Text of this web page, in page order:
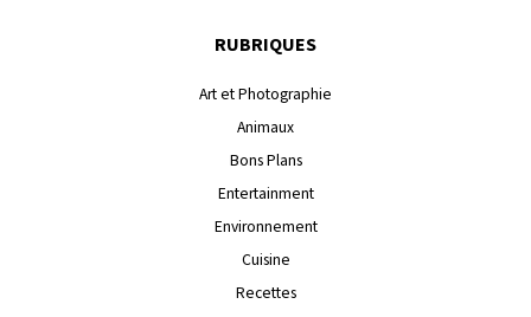
RUBRIQUES
Art et Photographie
Animaux
Bons Plans
Entertainment
Environnement
Cuisine
Recettes